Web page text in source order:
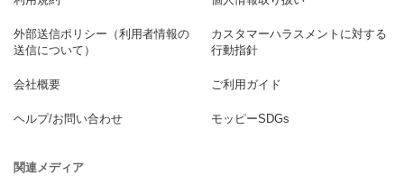
外部送信ポリシー（利用者情報の
送信について）
カスタマーハラスメントに対する
行動指針
会社概要 ご利用ガイド
ヘルプ/お問い合わせ モッピーSDGs
関連メディア